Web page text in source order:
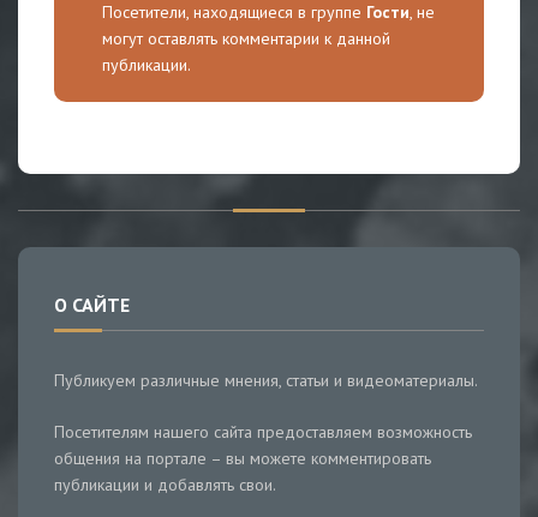
Посетители, находящиеся в группе Гости, не
могут оставлять комментарии к данной
публикации.
О САЙТЕ
Публикуем различные мнения, статьи и видеоматериалы.
Посетителям нашего сайта предоставляем возможность
общения на портале – вы можете комментировать
публикации и добавлять свои.